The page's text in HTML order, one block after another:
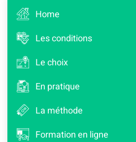
Home
Les conditions
Le choix
En pratique
La méthode
Formation en ligne